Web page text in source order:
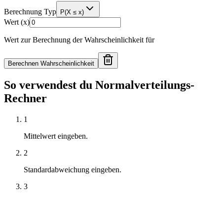
Berechnung Typ P(X ≤ x)
Wert (x)
Wert zur Berechnung der Wahrscheinlichkeit für
Berechnen Wahrscheinlichkeit
So verwendest du Normalverteilungs-
Rechner
1
Mittelwert eingeben.
2
Standardabweichung eingeben.
3